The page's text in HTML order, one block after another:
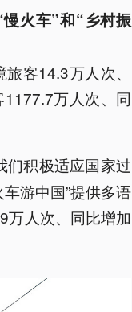
火车”和“乡村振
客14.3万人次、
万人次、同
们积极适应国家过
游中国”提供多语
万人次、同比增加